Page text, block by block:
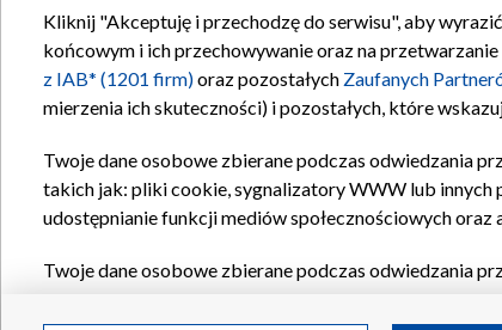
Regulamin TVP
Kliknij "Akceptuję i przechodzę do serwisu", aby
końcowym i ich przechowywanie oraz na
z IAB* (1201 firm)oraz pozostałych Zaufanych
mierzenia ich skuteczności) i pozostałych, które
Twoje dane osobowe zbierane podczas odwiedzania
takich jak: pliki cookie, sygnalizatory WWW lub innych
udostępnianie funkcji mediów społecznościowych oraz
Twoje dane osobowe zbierane podczas odwiedzania